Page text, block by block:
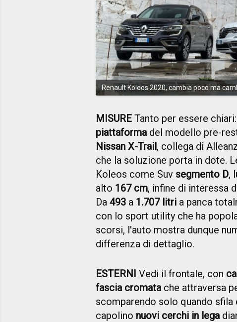
Renault Koleos 2020, cambia poco ma
MISURE Tanto per essere
piattaforma del modello pre-
Nissan X-Trail, collega di
che la soluzione porta in dote.
Koleos come Suv segmento D,
alto 167 cm, infine di interessa
Da 493 a 1.707 litri a panca
con lo sport utility che ha
scorsi, l'auto mostra dunque
differenza di dettaglio.
ESTERNI Vedi il frontale, con
fascia cromata che attraversa
scomparendo solo quando
capolino nuovi cerchi in lega